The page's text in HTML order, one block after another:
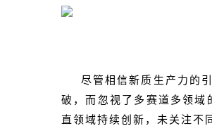
尽管相信新质生产力的
破，而忽视了多赛道多领
直领域持续创新，未关注不